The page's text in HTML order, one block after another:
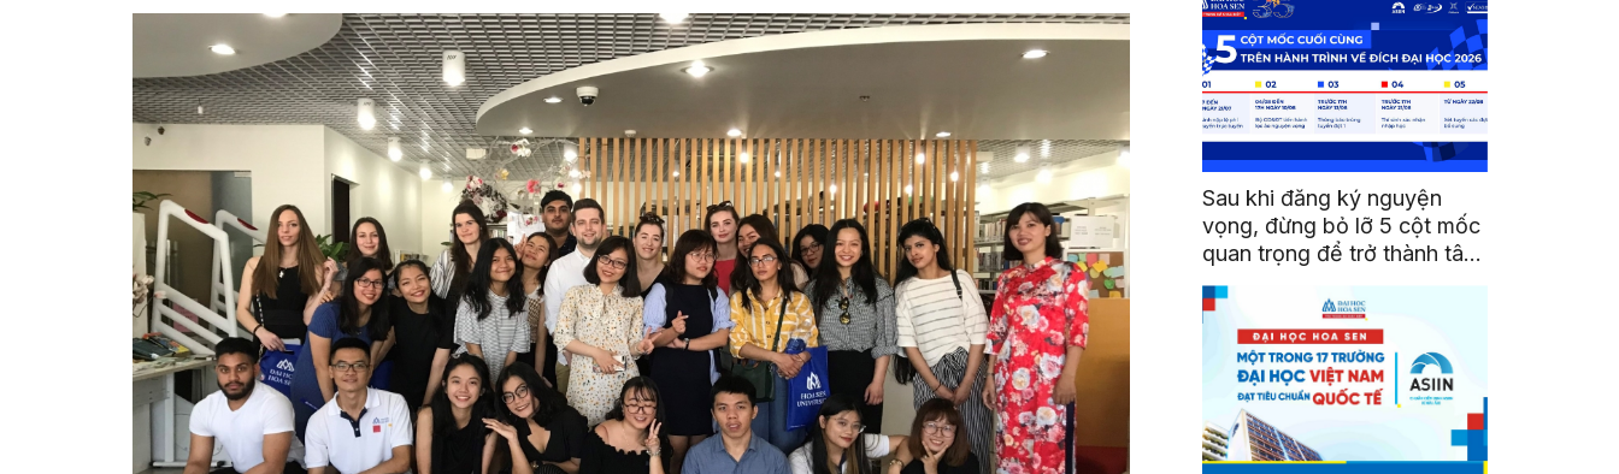
Sau khi đăng ký nguyện
vọng, đừng bỏ lỡ 5 cột mốc
quan trọng để trở thành tân
sinh viên HSU